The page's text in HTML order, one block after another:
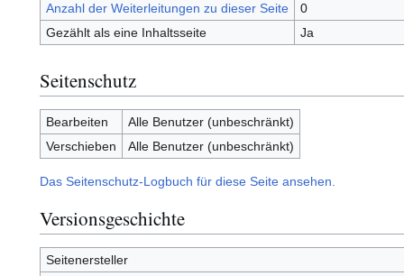
Anzahl der Weiterleitungen zu dieser Seite
0
Gezählt als eine Inhaltsseite
Ja
Seitenschutz
Bearbeiten
Alle Benutzer (unbeschränkt)
Verschieben
Alle Benutzer (unbeschränkt)
Das Seitenschutz-Logbuch für diese Seite ansehen.
Versionsgeschichte
Seitenersteller